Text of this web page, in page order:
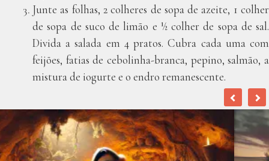
Junte as folhas, 2 colheres de sopa de azeite, 1 colher
de sopa de suco de limão e ½ colher de sopa de sal.
Divida a salada em 4 pratos. Cubra cada uma com
feijões, fatias de cebolinha-branca, pepino, salmão, a
mistura de iogurte e o endro remanescente.